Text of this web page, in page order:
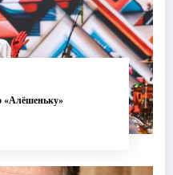
«Алёшеньку»